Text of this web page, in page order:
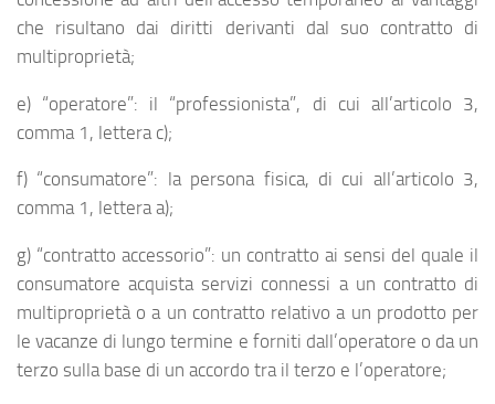
che risultano dai diritti derivanti dal suo contratto di
multiproprietà;
e) “operatore”: il “professionista”, di cui all’articolo 3,
comma 1, lettera c);
f) “consumatore”: la persona fisica, di cui all’articolo 3,
comma 1, lettera a);
g) “contratto accessorio”: un contratto ai sensi del quale il
consumatore acquista servizi connessi a un contratto di
multiproprietà o a un contratto relativo a un prodotto per
le vacanze di lungo termine e forniti dall’operatore o da un
terzo sulla base di un accordo tra il terzo e l’operatore;